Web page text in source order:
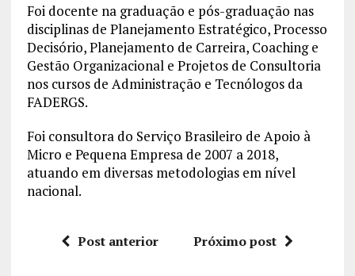
Foi docente na graduação e pós-graduação nas
disciplinas de Planejamento Estratégico, Processo
Decisório, Planejamento de Carreira, Coaching e
Gestão Organizacional e Projetos de Consultoria
nos cursos de Administração e Tecnólogos da
FADERGS.
Foi consultora do Serviço Brasileiro de Apoio à
Micro e Pequena Empresa de 2007 a 2018,
atuando em diversas metodologias em nível
nacional.
Post anterior Próximo post